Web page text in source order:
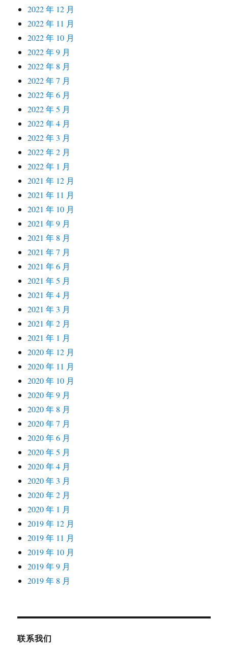
2022 年 12 月
2022 年 11 月
2022 年 10 月
2022 年 9 月
2022 年 8 月
2022 年 7 月
2022 年 6 月
2022 年 5 月
2022 年 4 月
2022 年 3 月
2022 年 2 月
2022 年 1 月
2021 年 12 月
2021 年 11 月
2021 年 10 月
2021 年 9 月
2021 年 8 月
2021 年 7 月
2021 年 6 月
2021 年 5 月
2021 年 4 月
2021 年 3 月
2021 年 2 月
2021 年 1 月
2020 年 12 月
2020 年 11 月
2020 年 10 月
2020 年 9 月
2020 年 8 月
2020 年 7 月
2020 年 6 月
2020 年 5 月
2020 年 4 月
2020 年 3 月
2020 年 2 月
2020 年 1 月
2019 年 12 月
2019 年 11 月
2019 年 10 月
2019 年 9 月
2019 年 8 月
联系我们